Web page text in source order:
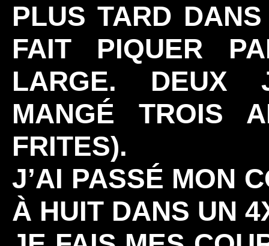
PLUS TARD
FAIT PIQUER
LARGE. DEUX
MANGÉ TROIS
FRITES).
J’AI PASSÉ MON
À HUIT DANS UN